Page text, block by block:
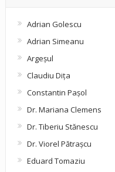
Adrian Golescu
Adrian Simeanu
Argeşul
Claudiu Diţa
Constantin Pașol
Dr. Mariana Clemens
Dr. Tiberiu Stănescu
Dr. Viorel Pătraşcu
Eduard Tomaziu